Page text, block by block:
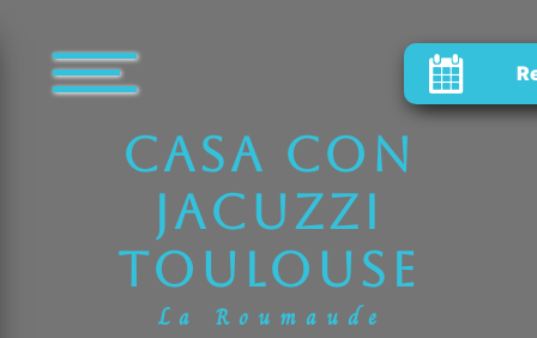
casa con
jacuzzi
Toulouse
La Roumaude